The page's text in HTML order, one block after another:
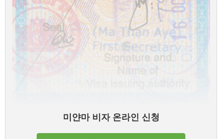
미얀마 비자 온라인 신청